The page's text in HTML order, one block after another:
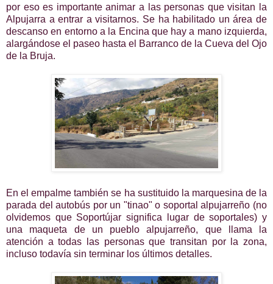
por eso es importante animar a las personas que visitan la
Alpujarra a entrar a visitarnos. Se ha habilitado un área de
descanso en entorno a la Encina que hay a mano izquierda,
alargándose el paseo hasta el Barranco de la Cueva del Ojo
de la Bruja.
En el empalme también se ha sustituido la marquesina de la
parada del autobús por un "tinao" o soportalalpujarreño (no
olvidemos que Soportújar significa lugar de soportales) y
una maqueta de un pueblo alpujarreño, que llama la
atención a todas las personas que transitan por la zona,
incluso todavía sin terminar los últimos detalles.